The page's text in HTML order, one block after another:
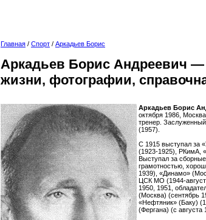
Главная / Спорт / Аркадьев Борис
Аркадьев Борис Андреевич
жизни, фотографии,
Аркадьев Борис
октября 1986,
тренер.
(1957).
С 1915 выступал за
(1923-1925), РКимА,
Выступал за
грамотностью,
1939), «Динамо»
ЦСК МО (1944-
1950, 1951,
(Москва) (сентябрь
«Нефтяник» (Баку)
(Фергана) (с